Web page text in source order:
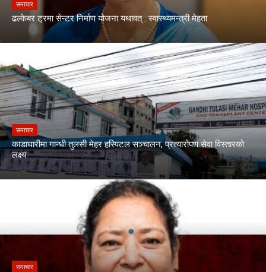
समाचार
ढल्केबर ट्रमा सेन्टर निर्माण योजना यथावत् : स्वास्थ्यमन्त्री मेहता
समाचार
काडाघारीमा गान्धी तुलसी मेहर हस्पिटल सञ्चालन, प्रत्यारोपण सेवा विस्तारको
लक्ष्य
समाचार